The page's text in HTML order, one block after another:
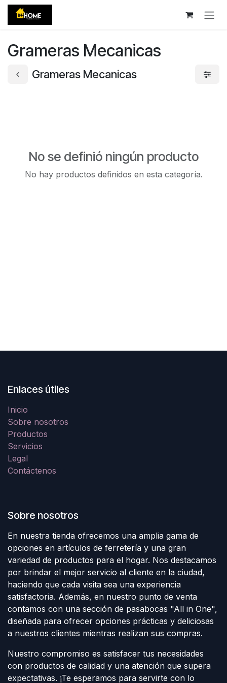
Ir al contenido
Grameras Mecanicas
Grameras Mecanicas
No se definió ningún producto
No hay productos definidos en esta categoría.
Enlaces útiles
Inicio
Sobre nosotros
Productos
Servicios
Legal
Contáctenos
Sobre nosotros
En nuestra tienda ofrecemos una amplia gama de
opciones en artículos de ferretería y una gran
variedad de productos para el hogar. Nos destacamos
por brindar el mejor servicio al cliente en la ciudad,
haciendo que cada visita sea una experiencia
satisfactoria. Además, en nuestro punto de venta
contamos con una sección de pasabocas "All in One",
diseñada para ofrecer opciones prácticas y deliciosas
a nuestros clientes mientras realizan sus compras.
Nuestro compromiso es satisfacer tus necesidades
con productos de calidad y una atención que supera
expectativas. ¡Te esperamos para servirte con lo